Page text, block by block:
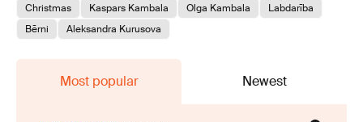
Christmas Kaspars Kambala Olga Kambala
Labdarība
Bērni
Aleksandra Kurusova
Most popular Newest